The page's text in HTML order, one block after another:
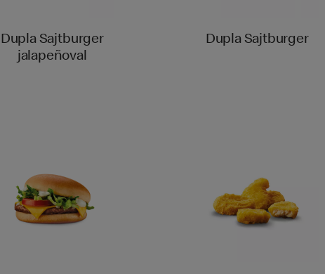
Dupla Sajtburger
jalapeñoval
Dupla Sajtburger